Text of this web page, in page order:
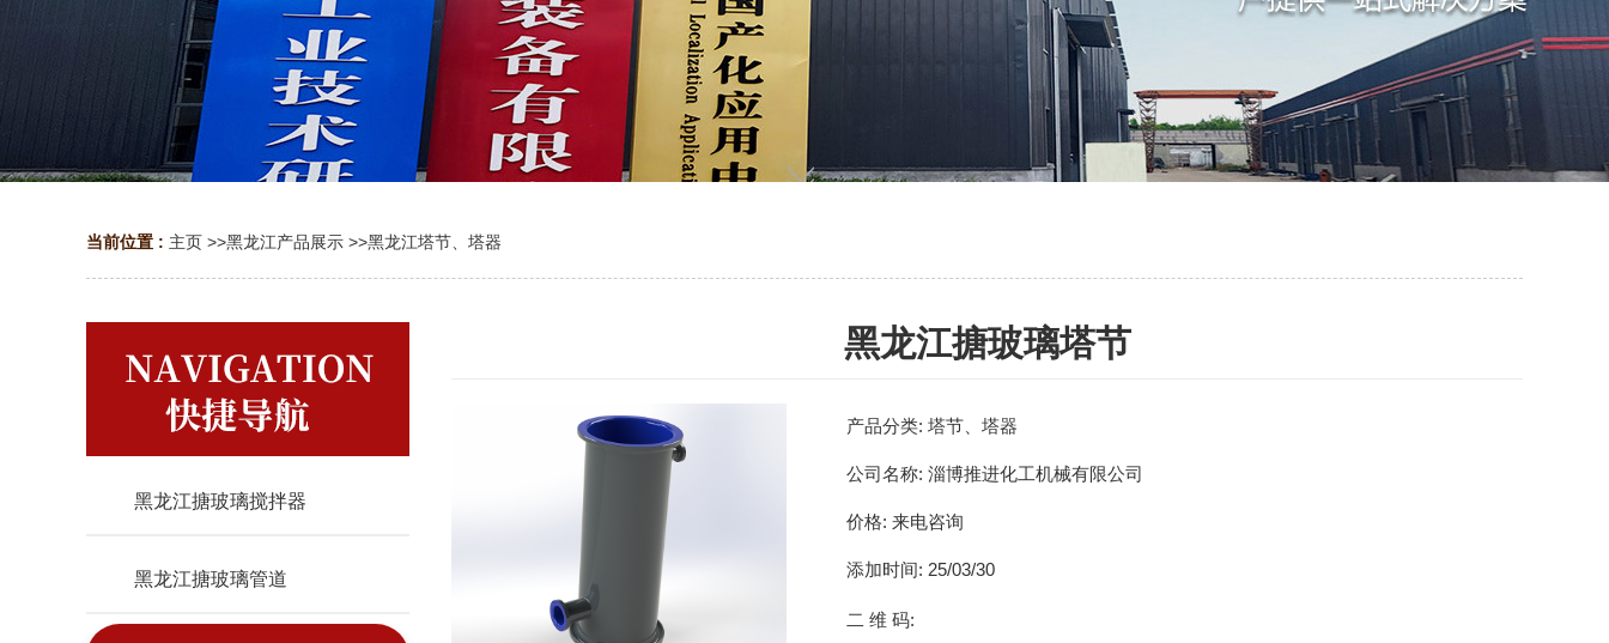
当前位置 : 主页 >>黑龙江产品展示 >>黑龙江塔节、塔器
黑龙江搪玻璃搅拌器
黑龙江搪玻璃管道
黑龙江搪玻璃塔节
产品分类: 塔节、塔器
公司名称: 淄博推进化工机械有限公司
价格: 来电咨询
添加时间: 25/03/30
二 维 码: